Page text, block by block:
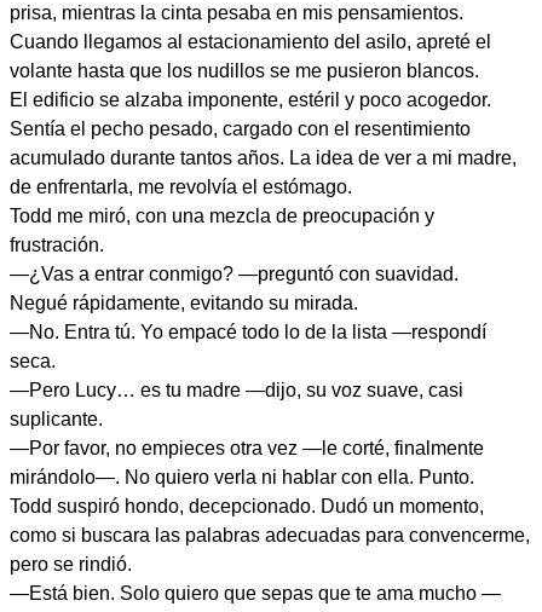
prisa, mientras la cinta pesaba en mis pensamientos.
Cuando llegamos al estacionamiento del asilo, apreté el
volante hasta que los nudillos se me pusieron blancos.
El edificio se alzaba imponente, estéril y poco acogedor.
Sentía el pecho pesado, cargado con el resentimiento
acumulado durante tantos años. La idea de ver a mi madre,
de enfrentarla, me revolvía el estómago.
Todd me miró, con una mezcla de preocupación y
frustración.
—¿Vas a entrar conmigo? —preguntó con suavidad.
Negué rápidamente, evitando su mirada.
—No. Entra tú. Yo empacé todo lo de la lista —respondí
seca.
—Pero Lucy… es tu madre —dijo, su voz suave, casi
suplicante.
—Por favor, no empieces otra vez —le corté, finalmente
mirándolo—. No quiero verla ni hablar con ella. Punto.
Todd suspiró hondo, decepcionado. Dudó un momento,
como si buscara las palabras adecuadas para convencerme,
pero se rindió.
—Está bien. Solo quiero que sepas que te ama mucho —